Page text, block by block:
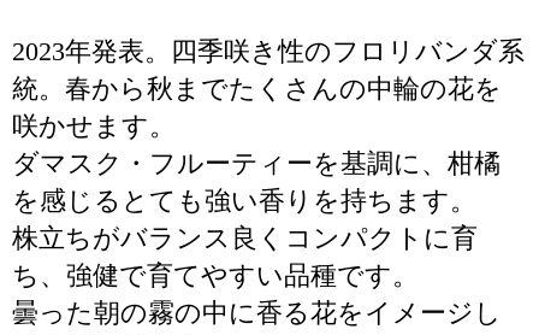
2023年発表。四季咲き性のフロリバンダ系
統。春から秋までたくさんの中輪の花を
咲かせます。
ダマスク・フルーティーを基調に、柑橘
を感じるとても強い香りを持ちます。
株立ちがバランス良くコンパクトに育
ち、強健で育てやすい品種です。
曇った朝の霧の中に香る花をイメージし